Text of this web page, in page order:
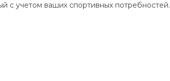
с учетом ваших спортивных потребностей.